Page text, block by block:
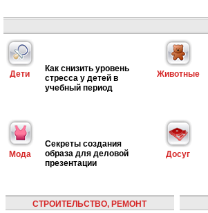
Дети
Как снизить уровень
стресса у детей в
учебный период
Животные
Мода
Секреты создания
образа для деловой
презентации
Досуг
СТРОИТЕЛЬСТВО, РЕМОНТ